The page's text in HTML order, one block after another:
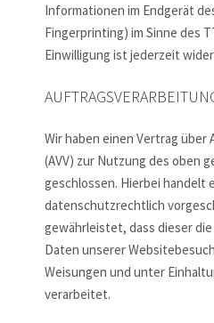
Informationen im Endgerät
Fingerprinting) im Sinne des
Einwilligung ist jederzeit
Wir haben einen Vertrag über
(AVV) zur Nutzung des oben
geschlossen. Hierbei handelt
datenschutzrechtlich
gewährleistet, dass dieser
Daten unserer
Weisungen und unter
verarbeitet.